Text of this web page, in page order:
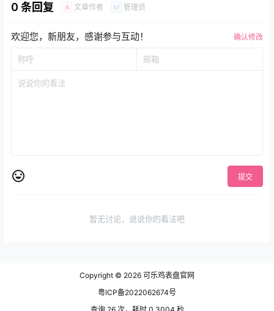
0 条回复 A 文章作者 M 管理员
欢迎您，新朋友，感谢参与互动！ 确认修改
提交
暂无讨论，说说你的看法吧
Copyright © 2026 可乐鸡表盘官网
粤ICP备2022062674号